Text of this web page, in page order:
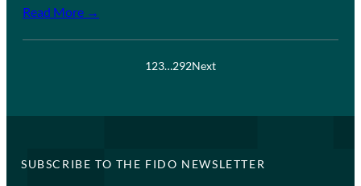
Read More →
123…292Next
SUBSCRIBE TO THE FIDO NEWSLETTER